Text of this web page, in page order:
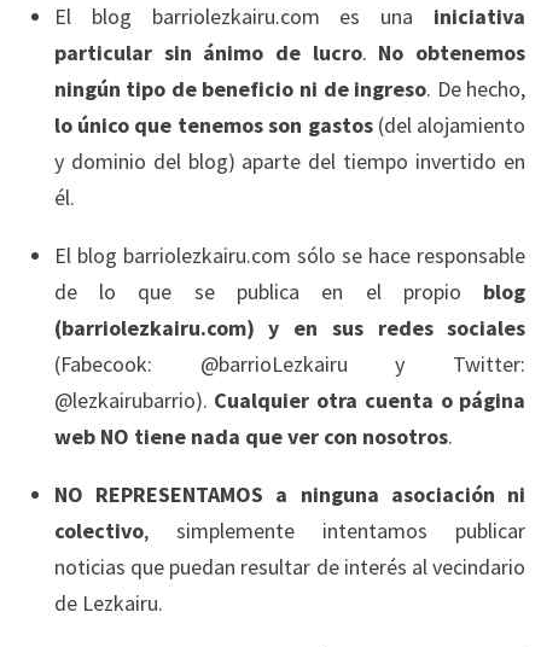
El blog barriolezkairu.com es una iniciativa
particular sin ánimo de lucro. No obtenemos
ningún tipo de beneficio ni de ingreso. De hecho,
lo único que tenemos son gastos (del alojamiento
y dominio del blog) aparte del tiempo invertido en
él.
El blog barriolezkairu.com sólo se hace responsable
de lo que se publica en el propio blog
(barriolezkairu.com) y en sus redes sociales
(Fabecook: @barrioLezkairu y Twitter:
@lezkairubarrio). Cualquier otra cuenta o página
web NO tiene nada que ver con nosotros.
NO REPRESENTAMOS a ninguna asociación ni
colectivo, simplemente intentamos publicar
noticias que puedan resultar de interés al vecindario
de Lezkairu.